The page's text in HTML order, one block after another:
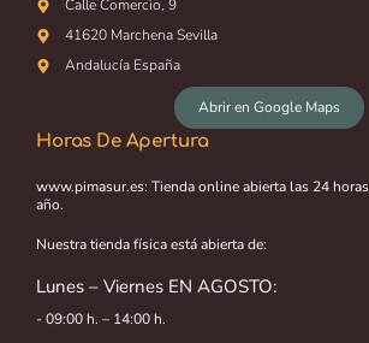
Calle Comercio, 9
41620 Marchena Sevilla
Andalucía España
Abrir en Google Maps
Horas De Apertura
www.pimasur.es: Tienda online abierta las 24
año.
Nuestra tienda física está abierta de:
Lunes – Viernes EN AGOSTO:
- 09:00 h. – 14:00 h.